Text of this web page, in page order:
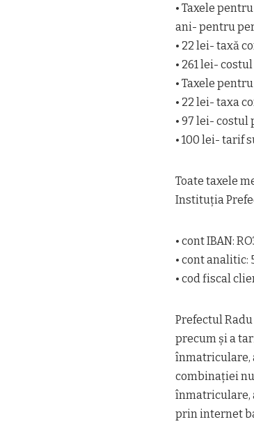
• Taxele
ani- pentru
• 22 lei- taxă
• 261 lei-
• Taxele
• 22 lei- taxa
• 97 lei-
• 100 lei- tarif
Toate taxele
Instituția
• cont IBAN:
• cont analitic:
• cod fiscal
Prefectul
precum și a
înmatriculare,
combinației
înmatriculare,
prin internet